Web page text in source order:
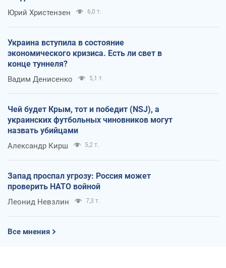
Юрий Христензен 6,0 т.
Украина вступила в состояние
экономического кризиса. Есть ли свет в
конце туннеля?
Вадим Денисенко 5,1 т.
Чей будет Крым, тот и победит (NSJ), а
украинских футбольных чиновников могут
назвать убийцами
Александр Кирш 5,2 т.
Запад проспал угрозу: Россия может
проверить НАТО войной
Леонид Невзлин 7,3 т.
Все мнения